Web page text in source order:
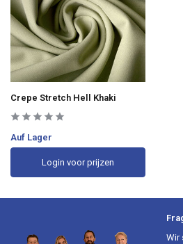
Crepe Stretch Hell Khaki
Auf Lager
Login voor prijzen
Wir